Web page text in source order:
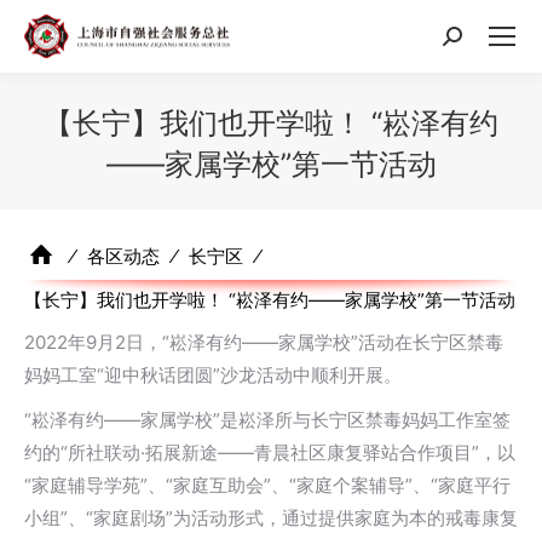
搜
【长宁】我们也开学啦！ “崧泽有约
——家属学校”第一节活动
⁄ 各区动态 ⁄ 长宁区 ⁄
【长宁】我们也开学啦！ “崧泽有约——家属学校”第一节活动
2022年9月2日，“崧泽有约——家属学校”活动在长宁区禁毒
妈妈工室“迎中秋话团圆”沙龙活动中顺利开展。
“崧泽有约——家属学校”是崧泽所与长宁区禁毒妈妈工作室签
约的“所社联动·拓展新途——青晨社区康复驿站合作项目”，以
“家庭辅导学苑”、“家庭互助会”、“家庭个案辅导”、“家庭平行
小组”、“家庭剧场”为活动形式，通过提供家庭为本的戒毒康复